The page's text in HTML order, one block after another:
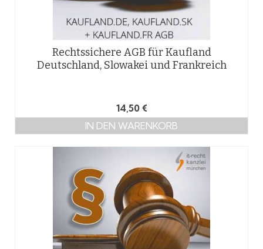
Rechtssichere AGB für Kaufland
Deutschland, Slowakei und Frankreich
14,50 €
IN DEN WARENKORB